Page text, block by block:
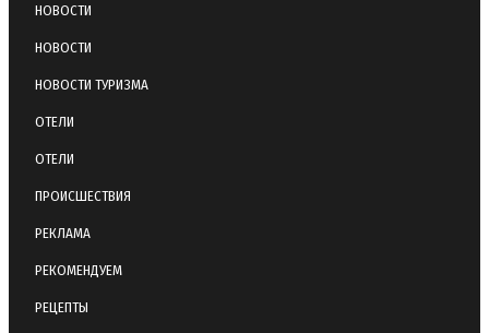
НОВОСТИ
НОВОСТИ
НОВОСТИ ТУРИЗМА
ОТЕЛИ
ОТЕЛИ
ПРОИСШЕСТВИЯ
РЕКЛАМА
РЕКОМЕНДУЕМ
РЕЦЕПТЫ